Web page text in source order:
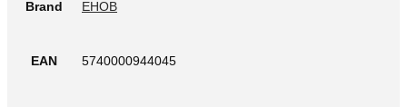
Brand EHOB
EAN 5740000944045